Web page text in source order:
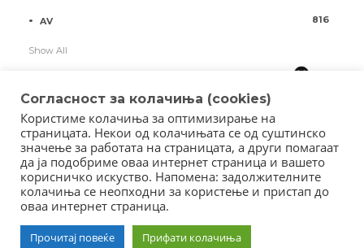
AV 816
Show All
Copyright © 2018 - Member of IAB Macedonia
Member of Clip Media Group / 2017
Согласност за колачиња (cookies)
Користиме колачиња за оптимизирање на
страницата. Некои од колачињата се од суштинско
значење за работата на страницата, а други помагаат
да ја подобриме оваа интернет страница и вашето
корисничко искуство. Напомена: задолжителните
колачиња се неопходни за користење и пристап до
оваа интернет страница.
Прочитај повеќе Прифати колачиња